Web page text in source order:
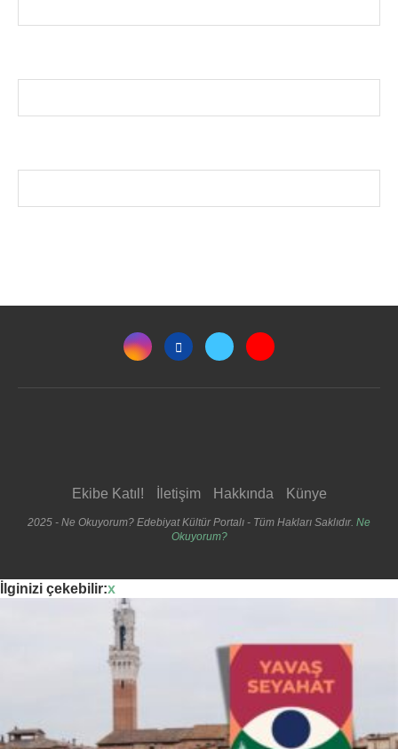
Ekibe Katıl! İletişim Hakkında Künye
2025 - Ne Okuyorum? Edebiyat Kültür Portalı - Tüm Hakları Saklıdır. Ne
Okuyorum?
İlginizi çekebilir:x